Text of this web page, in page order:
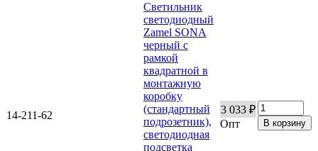
14-211-62
Светильник
светодиодный
Zamel SONA
черный с
рамкой
квадратной в
монтажную
коробку
(стандартный
подрозетник),
светодиодная
подсветка
3 033 ₽
Опт